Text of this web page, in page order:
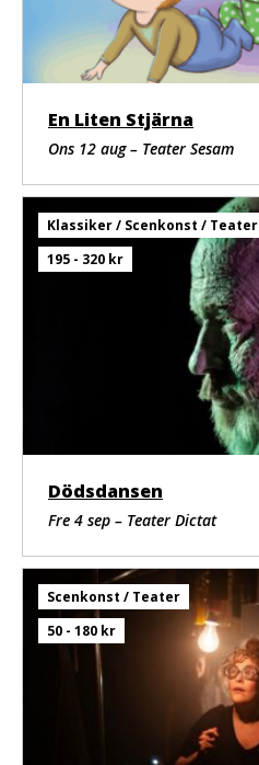
En Liten Stjärna
Ons 12 aug – Teater Sesam
Klassiker / Scenkonst / Teater
195 - 320 kr
Dödsdansen
Fre 4 sep – Teater Dictat
Scenkonst / Teater
50 - 180 kr